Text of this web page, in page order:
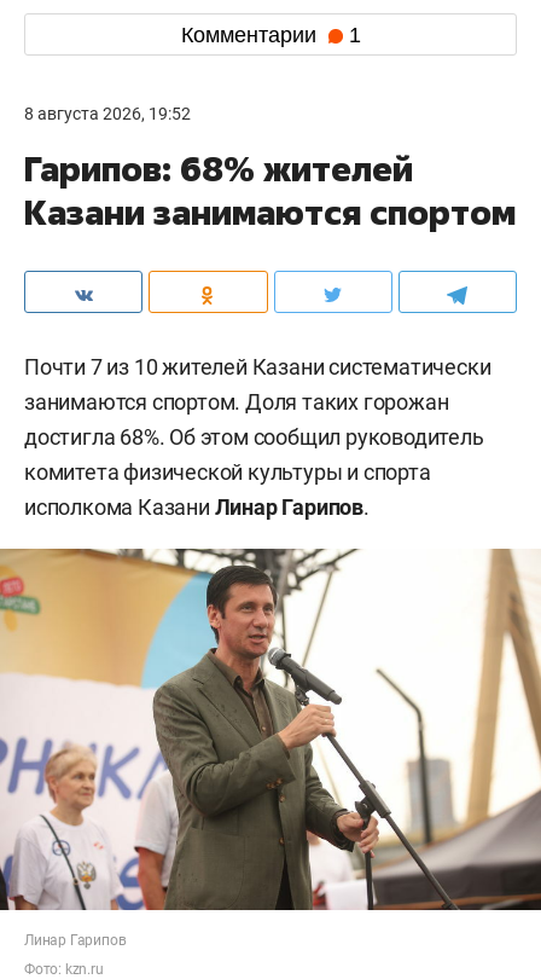
Комментарии 1
8 августа 2026, 19:52
Гарипов: 68% жителей
Казани занимаются спортом
Почти 7 из 10 жителей Казани систематически
занимаются спортом. Доля таких горожан
достигла 68%. Об этом сообщил руководитель
комитета физической культуры и спорта
исполкома Казани Линар Гарипов.
Линар Гарипов
Фото: kzn.ru